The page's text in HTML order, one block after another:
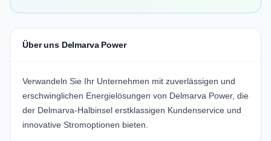
Über uns Delmarva Power
Verwandeln Sie Ihr Unternehmen mit zuverlässigen und
erschwinglichen Energielösungen von Delmarva Power, die
der Delmarva-Halbinsel erstklassigen Kundenservice und
innovative Stromoptionen bieten.